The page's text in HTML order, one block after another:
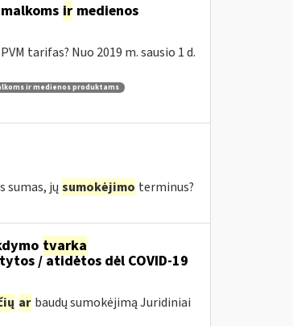
irmedienos
tarifas? Nuo 2019 m. sausio 1 d.
ir medienos produktams
sumas, jų sumokėjimo terminus?
tvarka
/ atidėtos dėl COVID-19
ar baudų sumokėjimą Juridiniai